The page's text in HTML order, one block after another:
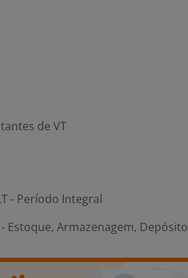
de VT
- Período Integral
Estoque, Armazenagem, Depósito